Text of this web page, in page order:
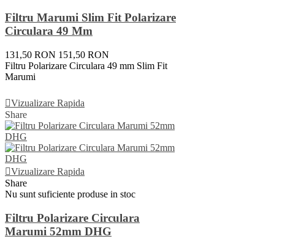
Filtru Marumi Slim Fit Polarizare
Circulara 49 Mm
131,50 RON 151,50 RON
Filtru Polarizare Circulara 49 mm Slim Fit
Marumi
Vizualizare Rapida
Share
Vizualizare Rapida
Share
Nu sunt suficiente produse in stoc
Filtru Polarizare Circulara
Marumi 52mm DHG